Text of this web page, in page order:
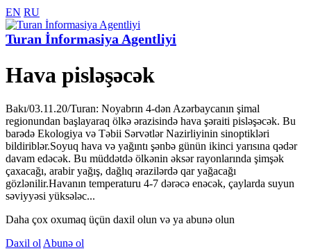
EN RU
Turan İnformasiya Agentliyi
Hava pisləşəcək
Bakı/03.11.20/Turan: Noyabrın 4-dən Azərbaycanın şimal
regionundan başlayaraq ölkə ərazisində hava şəraiti pisləşəcək. Bu
barədə Ekologiya və Təbii Sərvətlər Nazirliyinin sinoptikləri
bildiriblər.Soyuq hava və yağıntı şənbə günün ikinci yarısına qədər
davam edəcək. Bu müddətdə ölkənin əksər rayonlarında şimşək
çaxacağı, arabir yağış, dağlıq ərazilərdə qar yağacağı
gözlənilir.Havanın temperaturu 4-7 dərəcə enəcək, çaylarda suyun
səviyyəsi yüksələc...
Daha çox oxumaq üçün daxil olun və ya abunə olun
Daxil ol Abunə ol